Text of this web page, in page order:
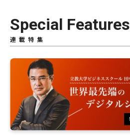
Special Features
連載特集